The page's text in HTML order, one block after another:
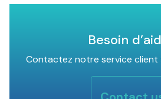
Besoin
Contactez notre service client